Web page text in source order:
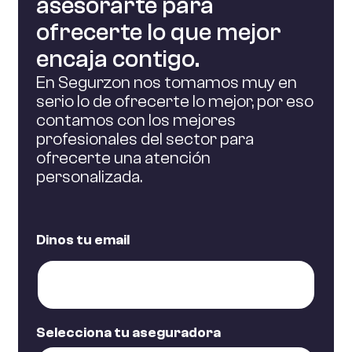
Plan Ahorro Garantizado – PIAS.
Plan Ahorro Futuro.
Plan Previsión Asegurado PPA.
Plan 5 Garantizado – SIALP.
Automóviles
Multimoto.
Accidentes Festejos.
Accidentes Escolar.
Agrarios
MGS Agropecuario.
Seguros Agrarios.
Multirriesgo Vehículos Agrícolas.
asesorarte para
ofrecerte lo que mejor
encaja contigo.
En Segurzon nos tomamos muy en
serio lo de ofrecerte lo mejor, por eso
contamos con los mejores
profesionales del sector para
ofrecerte una atención
personalizada.
Dinos tu email
Selecciona tu aseguradora